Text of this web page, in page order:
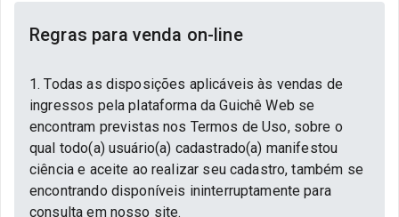
Regras para venda on-line
1. Todas as disposições aplicáveis às vendas de
ingressos pela plataforma da Guichê Web se
encontram previstas nos Termos de Uso, sobre o
qual todo(a) usuário(a) cadastrado(a) manifestou
ciência e aceite ao realizar seu cadastro, também se
encontrando disponíveis ininterruptamente para
consulta em nosso site.